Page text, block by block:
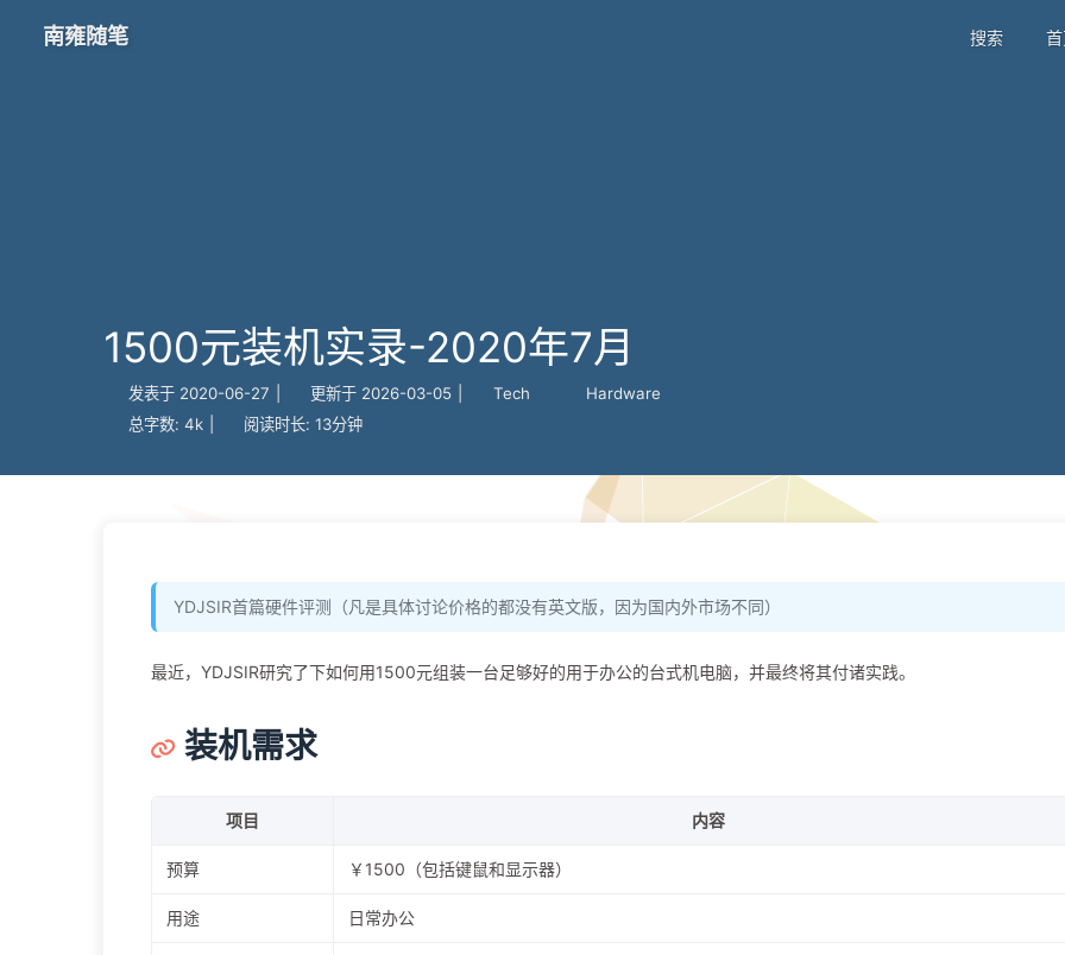
南雍随笔 搜索
1500元装机实录-2020年7月
发表于 2020-06-27 更新于 2026-03-05 Tech
Hardware
总字数: 4k 阅读时长: 13分钟
YDJSIR首篇硬件评测（凡是具体讨论价格的都没有英文版，因为国内外市场不同）
最近，YDJSIR研究了下如何用1500元组装一台足够好的用于办公的台式机电脑，并最终将其付诸实践。
装机需求
项目 内容
预算 ￥1500（包括键鼠和显示器）
用途 日常办公